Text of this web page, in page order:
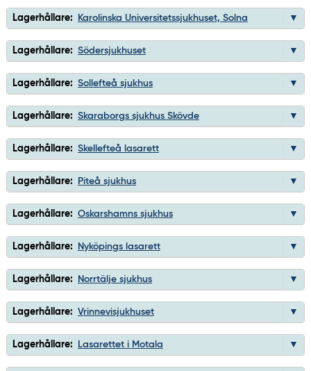
Lagerhållare: Karolinska Universitetssjukhuset, Solna
Lagerhållare: Södersjukhuset
Lagerhållare: Sollefteå sjukhus
Lagerhållare: Skaraborgs sjukhus Skövde
Lagerhållare: Skellefteå lasarett
Lagerhållare: Piteå sjukhus
Lagerhållare: Oskarshamns sjukhus
Lagerhållare: Nyköpings lasarett
Lagerhållare: Norrtälje sjukhus
Lagerhållare: Vrinnevisjukhuset
Lagerhållare: Lasarettet i Motala